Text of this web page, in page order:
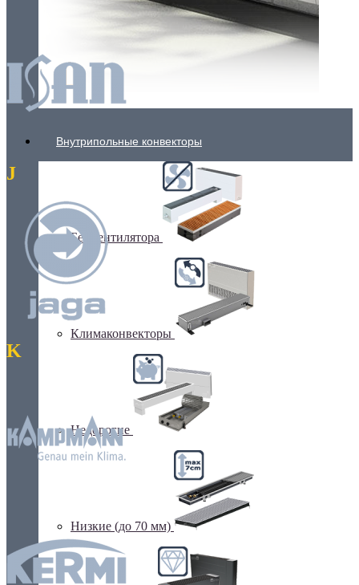
Внутрипольные конвекторы
Без вентилятора
Климаконвекторы
Недорогие
Низкие (до 70 мм)
J
K